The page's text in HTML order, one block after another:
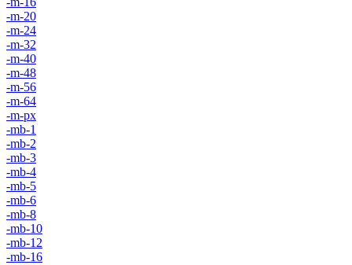
-m-20
-m-24
-m-32
-m-40
-m-48
-m-56
-m-64
-m-px
-mb-1
-mb-2
-mb-3
-mb-4
-mb-5
-mb-6
-mb-8
-mb-10
-mb-12
-mb-16